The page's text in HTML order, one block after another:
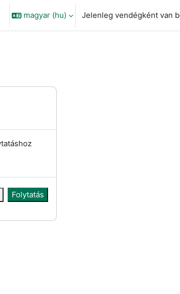
bemeneti adatok váltása
magyar ‎(hu)‎ Jelenleg vendégként van
Folytatás